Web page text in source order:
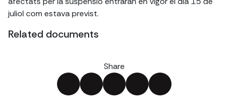
juliol com estava previst.
Related documents
Share